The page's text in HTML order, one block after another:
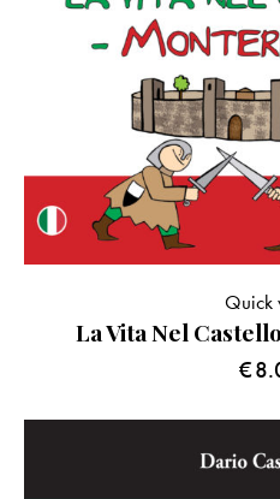
La Vita Nel
€
Quick